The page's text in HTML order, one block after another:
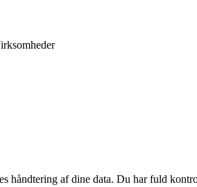
håndtering af dine data. Du har fuld